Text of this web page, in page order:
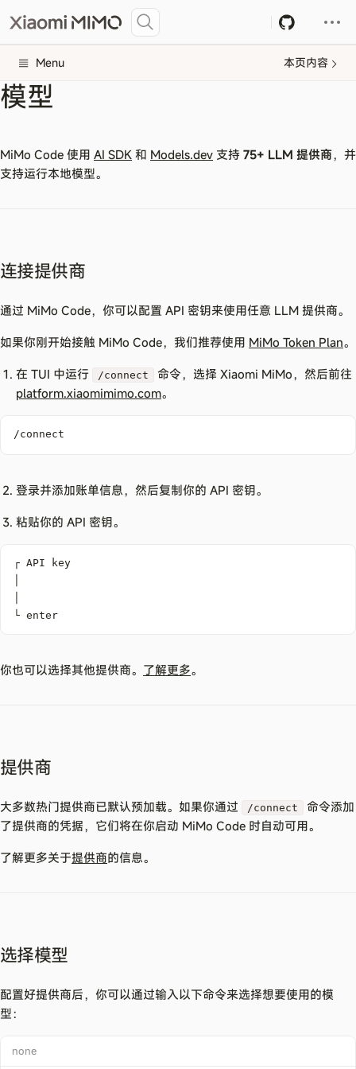
Menu 本页内容
模型
MiMo Code 使用 AI SDK 和 Models.dev 支持 75+ LLM 提供商，并
支持运行本地模型。
连接提供商
通过 MiMo Code，你可以配置 API 密钥来使用任意 LLM 提供商。
如果你刚开始接触 MiMo Code，我们推荐使用 MiMo Token Plan。
在 TUI 中运行
/connect
命令，选择 Xiaomi MiMo，然后前往
platform.xiaomimimo.com。
/connect
登录并添加账单信息，然后复制你的 API 密钥。
粘贴你的 API 密钥。
└ enter
你也可以选择其他提供商。 了解更多。
提供商
大多数热门提供商已默认预加载。如果你通过 /connect
命令添加
了提供商的凭据，它们将在你启动 MiMo Code 时自动可用。
了解更多关于提供商的信息。
选择模型
配置好提供商后，你可以通过输入以下命令来选择想要使用的模
型：
none